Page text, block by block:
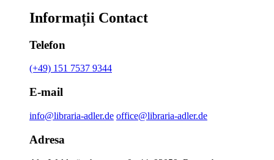
Informații Contact
Telefon
(+49) 151 7537 9344
E-mail
info@libraria-adler.de office@libraria-adler.de
Adresa